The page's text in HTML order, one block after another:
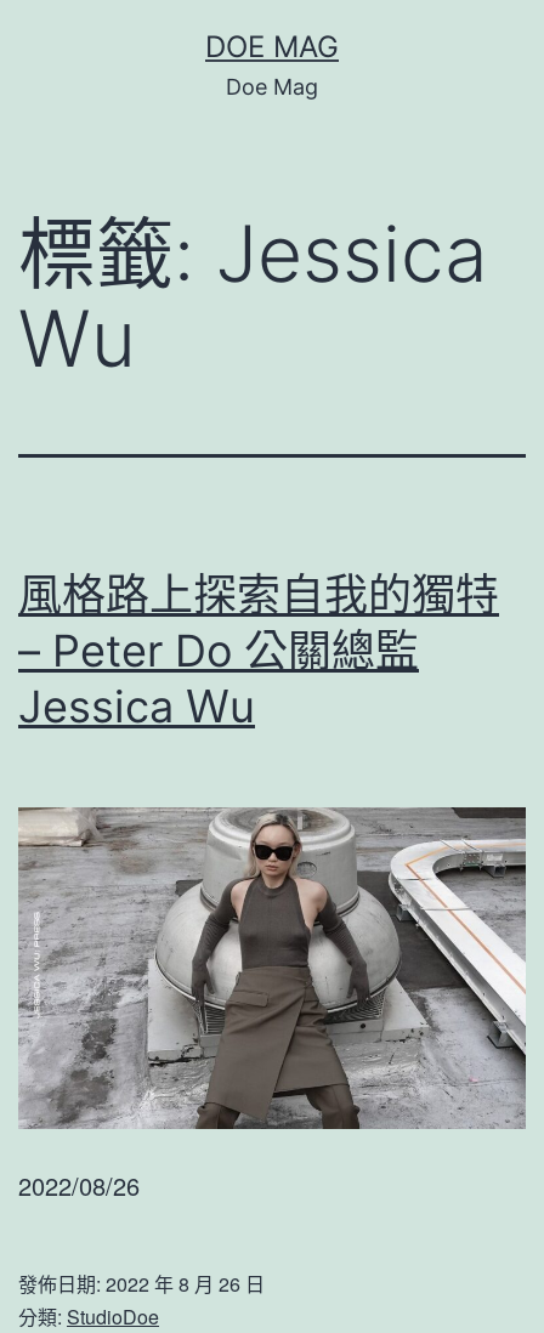
容
DOE MAG
Doe Mag
標籤: Jessica
Wu
風格路上探索自我的獨特
– Peter Do 公關總監
Jessica Ｗu
2022/08/26
發佈日期: 2022 年 8 月 26 日
分類: StudioDoe